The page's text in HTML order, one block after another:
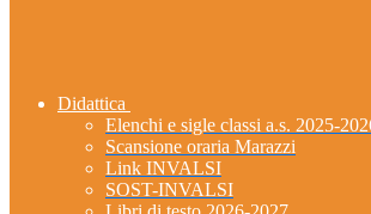
Didattica
Elenchi e sigle classi a.s. 2025-
Scansione oraria Marazzi
Link INVALSI
SOST-INVALSI